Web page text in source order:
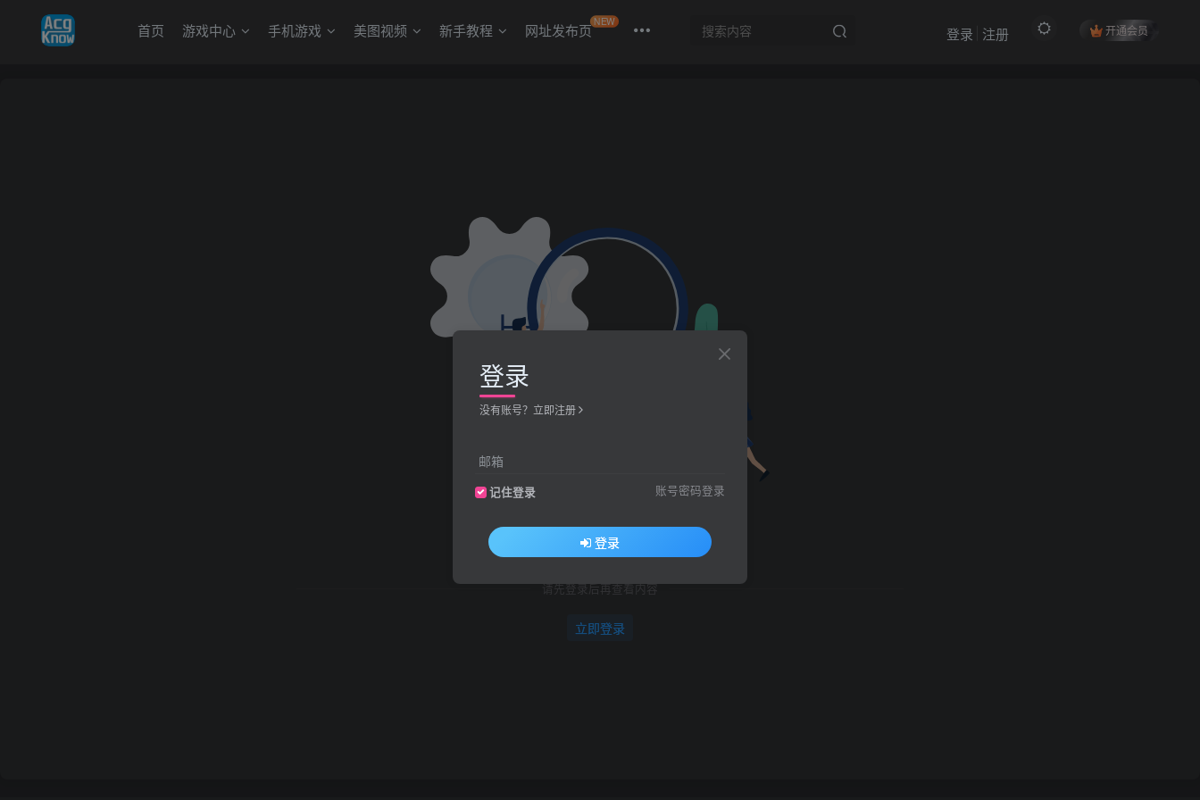
首页 游戏中心 手机游戏 美图视频 新手教程 网址发布页 NEW
开通会员
登录 注册
请先登录
请先登录后再查看内容
立即登录
登录
没有账号？立即注册
邮箱
记住登录 账号密码登录
登录